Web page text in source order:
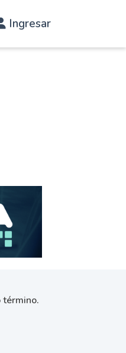
Ingresar
término.